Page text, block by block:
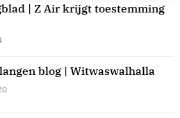
| Z Air krijgt toestemming
blog | Witwaswalhalla